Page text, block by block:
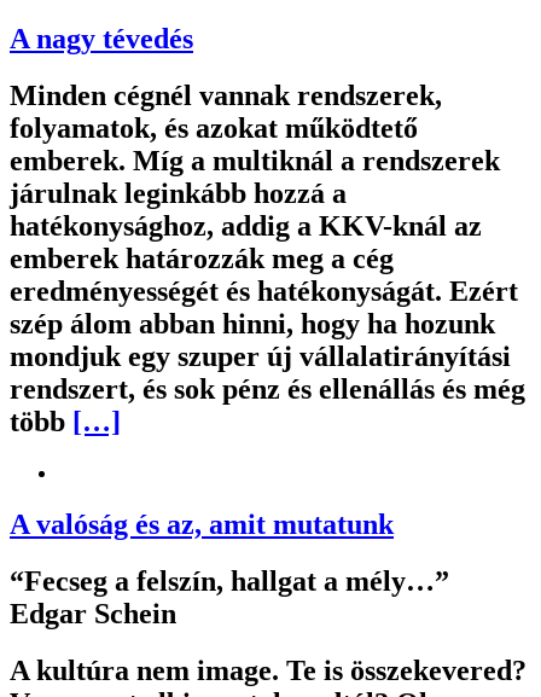
A nagy tévedés
Minden cégnél vannak rendszerek,
folyamatok, és azokat működtető
emberek. Míg a multiknál a rendszerek
járulnak leginkább hozzá a
hatékonysághoz, addig a KKV-knál az
emberek határozzák meg a cég
eredményességét és hatékonyságát. Ezért
szép álom abban hinni, hogy ha hozunk
mondjuk egy szuper új vállalatirányítási
rendszert, és sok pénz és ellenállás és még
több […]
A valóság és az, amit mutatunk
“Fecseg a felszín, hallgat a mély…”
Edgar Schein
A kultúra nem image. Te is összekevered?